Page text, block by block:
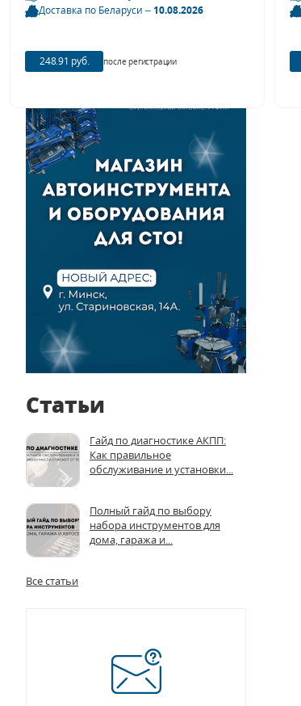
Оборудование для работы с
Статьи
Гайд по диагностике АКПП:
Как правильное
обслуживание и установки...
Полный гайд по выбору
набора инструментов для
дома, гаража и...
Все статьи
Доставка по Беларуси –10.08.2026
248.91 руб. после регистрации